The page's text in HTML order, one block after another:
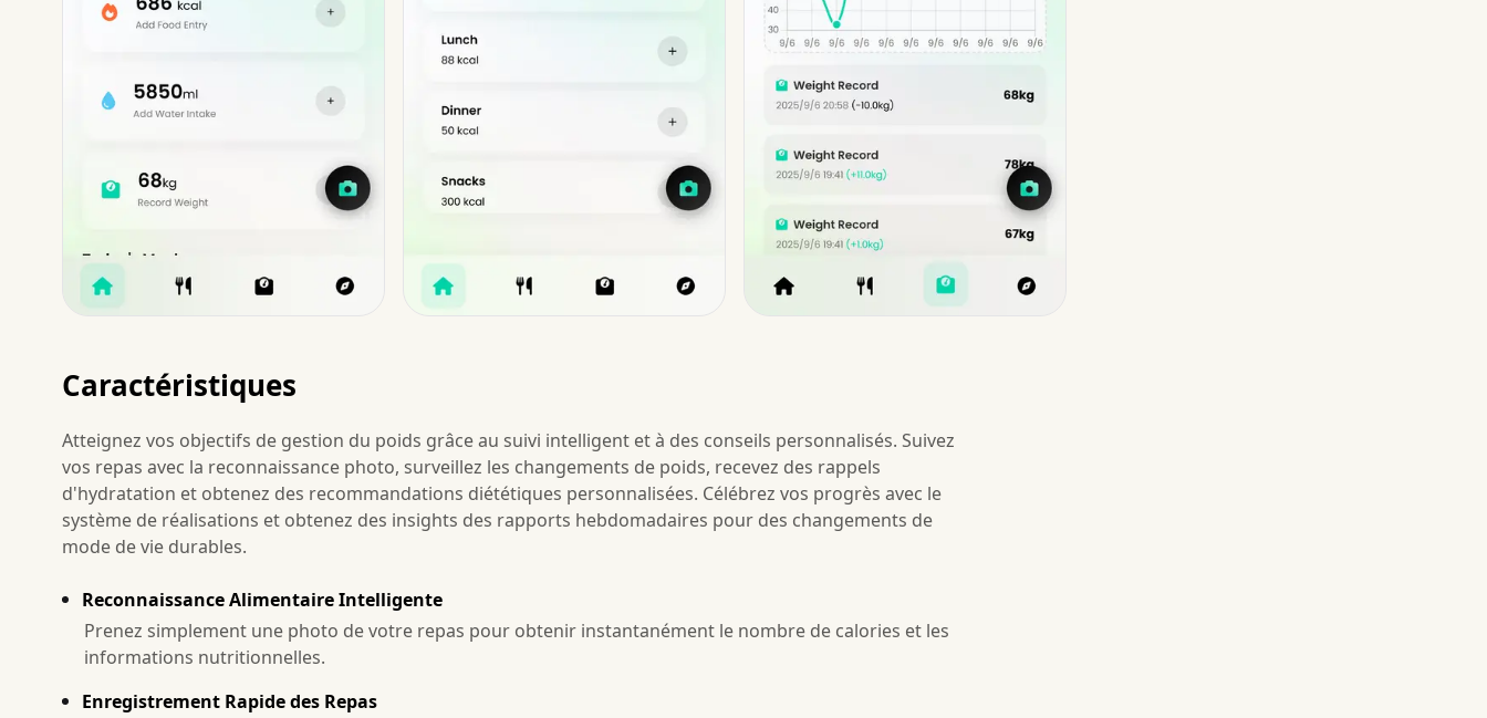
Caractéristiques
Atteignez vos objectifs de gestion du poids grâce au suivi intelligent et à des conseils personnalisés. Suivez
vos repas avec la reconnaissance photo, surveillez les changements de poids, recevez des rappels
d'hydratation et obtenez des recommandations diététiques personnalisées. Célébrez vos progrès avec le
système de réalisations et obtenez des insights des rapports hebdomadaires pour des changements de
mode de vie durables.
Reconnaissance Alimentaire Intelligente
Prenez simplement une photo de votre repas pour obtenir instantanément le nombre de calories et les
informations nutritionnelles.
Enregistrement Rapide des Repas